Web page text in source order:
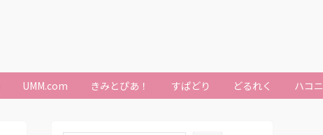
UMM.com きみとぴあ！ すぱどり どるれく ハコ